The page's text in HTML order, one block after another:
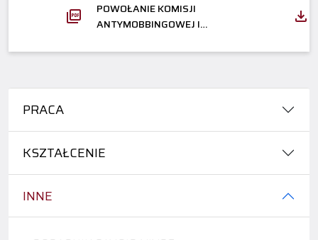
PRACA
KSZTAŁCENIE
INNE
POWOŁANIE KOMISJI
ANTYMOBBINGOWEJ I